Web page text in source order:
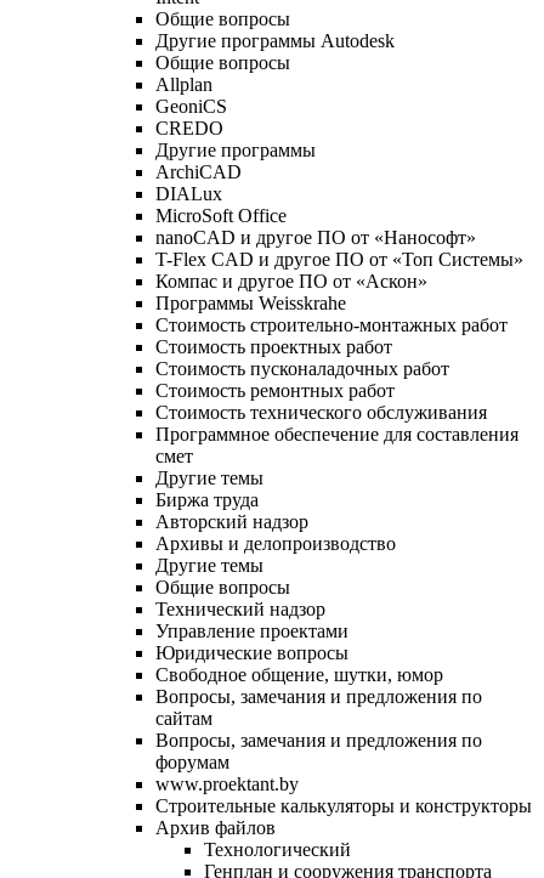
Общие вопросы
Другие программы Autodesk
Общие вопросы
Allplan
GeoniCS
CREDO
Другие программы
ArchiCAD
DIALux
MicroSoft Office
nanoCAD и другое ПО от «Нанософт»
T-Flex CAD и другое ПО от «Топ Системы»
Компас и другое ПО от «Аскон»
Программы Weisskrahe
Стоимость строительно-монтажных работ
Стоимость проектных работ
Стоимость пусконаладочных работ
Стоимость ремонтных работ
Стоимость технического обслуживания
Программное обеспечение для составления
смет
Другие темы
Биржа труда
Авторский надзор
Архивы и делопроизводство
Другие темы
Общие вопросы
Технический надзор
Управление проектами
Юридические вопросы
Свободное общение, шутки, юмор
Вопросы, замечания и предложения по
сайтам
Вопросы, замечания и предложения по
форумам
www.proektant.by
Строительные калькуляторы и конструкторы
Архив файлов
Технологический
Генплан и сооружения транспорта